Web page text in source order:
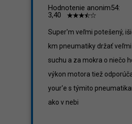
Hodnotenie anonim54:
3,40
Super'm veľmi potešený,
km pneumatiky držať
suchu a za mokra o niečo
výkon motora tiež
your'e s týmito
ako v nebi